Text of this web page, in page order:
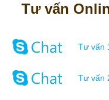
Tư vấn
Tư vấn
Tư vấn